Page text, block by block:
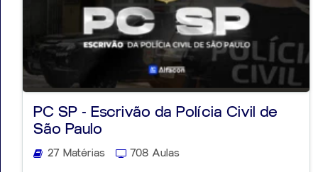
PC SP - Escrivão da Polícia Civil de
São Paulo
27 Matérias 708 Aulas